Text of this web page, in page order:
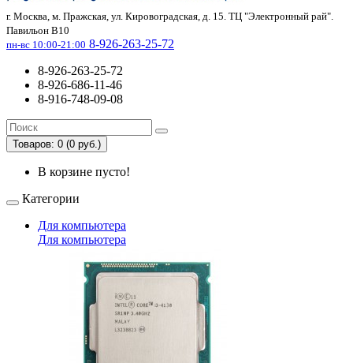
г. Москва, м. Пражская, ул. Кировоградская, д. 15. ТЦ "Электронный рай".
Павильон В10
пн-вс 10:00-21:00 8-926-263-25-72
8-926-263-25-72
8-926-686-11-46
8-916-748-09-08
Товаров: 0 (0 руб.)
В корзине пусто!
Категории
Для компьютера
Для компьютера